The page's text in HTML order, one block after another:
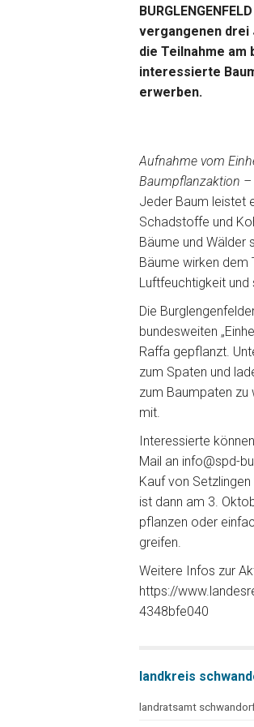
vergangenen drei
die Teilnahme am
interessierte
erwerben.
Aufnahme vom
Baumpflanzaktion
Jeder Baum leistet
Schadstoffe und
Bäume und Wälder
Bäume wirken dem
Luftfeuchtigkeit
Die
bundesweiten
Raffa gepflanzt.
zum Spaten und
zum Baumpaten zu
mit.
Interessierte
Mail an info@spd-
Kauf von
ist dann am 3.
pflanzen oder
greifen.
Weitere Infos zur
https://
4348bfe040
landkreis
landratsamt